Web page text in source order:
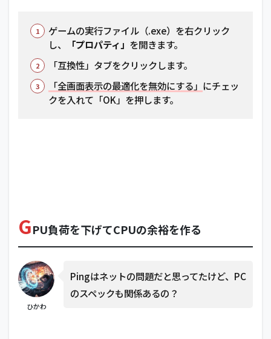
3
バ
ク
グ
ラ
ウ
の
確
認
4
シス
テム
不具
合・
ゲームの実行ファイル（.exe）を右クリック
し、
「プロパティ」 を開きます。
「互換性」タブをクリックします。
「全画面表示の最適化を無効にする」 にチェッ
クを入れて「OK」を押します。
GPU負荷を下げてCPUの余裕を作る
ひかわ
Pingはネットの問題だと思ってたけど、PC
のスペックも関係あるの？